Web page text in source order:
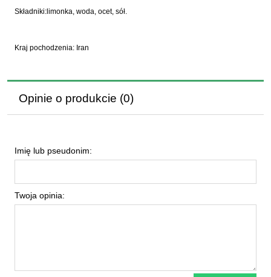
Składniki:limonka, woda, ocet, sół.
Kraj pochodzenia: Iran
Opinie o produkcie (0)
Imię lub pseudonim:
Twoja opinia: